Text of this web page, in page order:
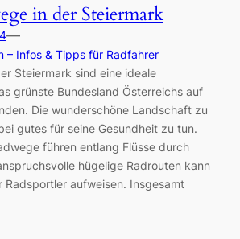
in der Steiermark
—
– Infos & Tipps für Radfahrer
Steiermark sind eine ideale
grünste Bundesland Österreichs auf
Die wunderschöne Landschaft zu
gutes für seine Gesundheit zu tun.
führen entlang Flüsse durch
hügelige Radrouten kann
Radsportler aufweisen. Insgesamt